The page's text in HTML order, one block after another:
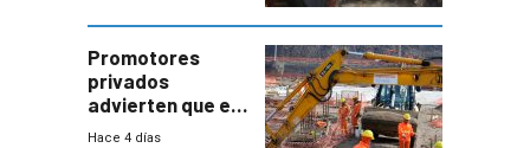
enorme
potencial
Promotores
privados
advierten que el
nuevo convenio
Hace 4 días